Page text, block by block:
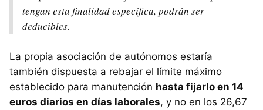
tengan esta finalidad específica, podrán ser
deducibles.
La propia asociación de autónomos estaría
también dispuesta a rebajar el límite máximo
establecido para manutención hasta fijarlo en 14
euros diarios en días laborales, y no en los 26,67